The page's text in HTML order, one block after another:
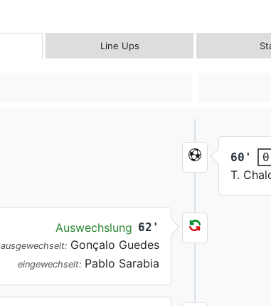
Line Ups
60'
T.
Auswechslung 62'
ausgewechselt: Gonçalo Guedes
eingewechselt: Pablo Sarabia